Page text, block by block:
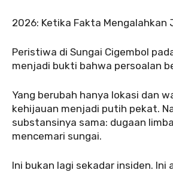
‎2026: Ketika Fakta Mengalahkan
‎Peristiwa di Sungai Cigembol
menjadi bukti bahwa persoalan
‎‎Yang berubah hanya lokasi dan
kehijauan menjadi putih pekat.
substansinya sama: dugaan
mencemari sungai.
‎‎Ini bukan lagi sekadar insiden. Ini